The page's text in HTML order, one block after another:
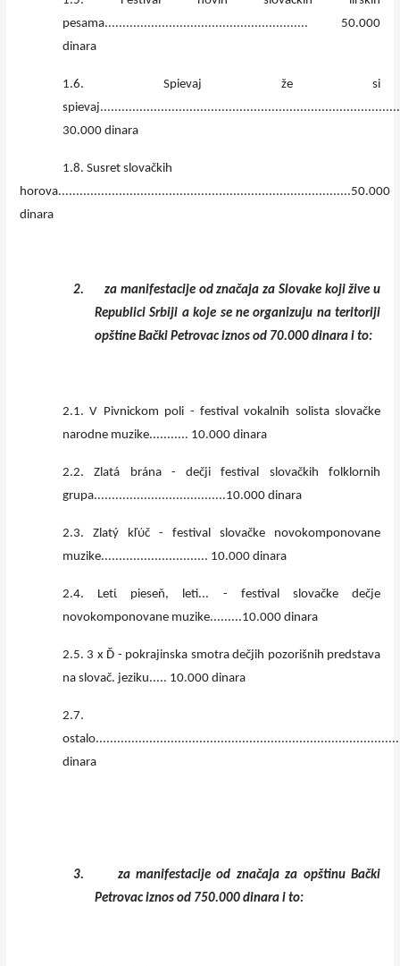
pesama......................................................... 50.000
dinara
1.6. Spievaj že si
30.000 dinara
1.8. Susret slovačkih
horova..................................................................................50.000
dinara
2.
za manifestacije od značaja za Slovake koji žive u
Republici Srbiji a koje se ne organizuju na teritoriji
opštine Bački Petrovac iznos od 70.000 dinara i to:
2.1. V Pivnickom poli - festival vokalnih solista slovačke
narodne muzike........... 10.000 dinara
2.2. Zlatá brána - dečji festival slovačkih folklornih
grupa.....................................10.000 dinara
2.3. Zlatý kľύč - festival slovačke novokomponovane
muzike.............................. 10.000 dinara
2.4. Letί pieseň, leti... - festival slovačke dečje
novokomponovane muzike.........10.000 dinara
2.5. 3 x Ď - pokrajinska smotra dečjih pozorišnih predstava
na slovač. jeziku..... 10.000 dinara
2.7.
dinara
3.
za manifestacije od značaja za opštinu Bački
Petrovac iznos od 750.000 dinara i to: